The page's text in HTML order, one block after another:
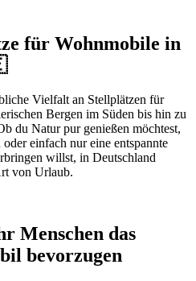
für Wohnmobile in
Vielfalt an Stellplätzen für
Bergen im Süden bis hin zu
du Natur pur genießen möchtest,
einfach nur eine entspannte
willst, in Deutschland
von Urlaub.
Menschen das
bevorzugen